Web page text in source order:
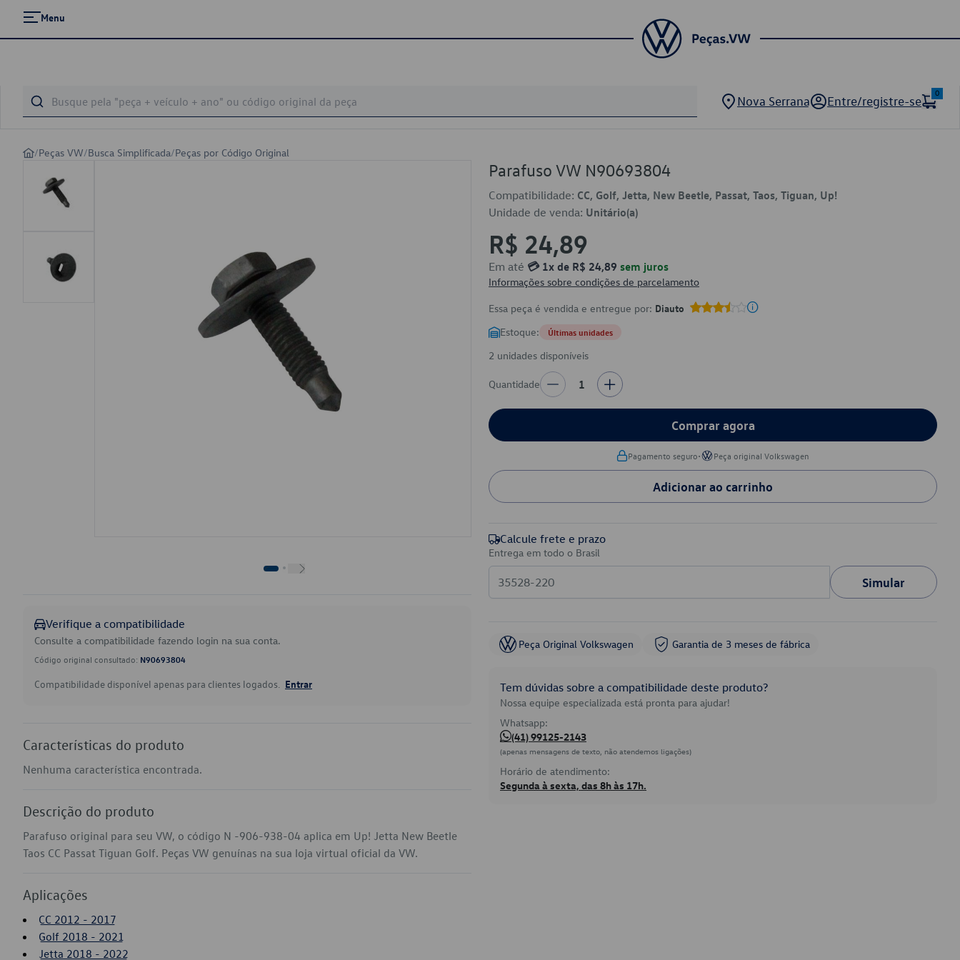
Menu
Nova Serrana Entre/registre-se
0
/Peças VW/Busca Simplificada/Peças por Código Original
Verifique a compatibilidade
Consulte a compatibilidade fazendo login na sua conta.
Código original consultado: N90693804
Compatibilidade disponível apenas para clientes logados. Entrar
Características do produto
Nenhuma característica encontrada.
Descrição do produto
Parafuso original para seu VW, o código N -906-938-04 aplica em Up! Jetta New Beetle
Taos CC Passat Tiguan Golf. Peças VW genuínas na sua loja virtual oficial da VW.
Aplicações
CC 2012 - 2017
Golf 2018 - 2021
Jetta 2018 - 2022
Parafuso VW N90693804
Compatibilidade: CC, Golf, Jetta, New Beetle, Passat, Taos, Tiguan, Up!
Unidade de venda: Unitário(a)
R$ 24,89
Em até 💳 1x de R$ 24,89 sem juros
Informações sobre condições de parcelamento
Essa peça é vendida e entregue por: Diauto
Estoque: Últimas unidades
2 unidades disponíveis
Quantidade 1
Comprar agora
Pagamento seguro• Peça original Volkswagen
Adicionar ao carrinho
Calcule frete e prazo
Entrega em todo o Brasil
Simular
Peça Original Volkswagen Garantia de 3 meses de fábrica
Tem dúvidas sobre a compatibilidade deste produto?
Nossa equipe especializada está pronta para ajudar!
Whatsapp:
(41) 99125-2143
(apenas mensagens de texto, não atendemos ligações)
Horário de atendimento:
Segunda à sexta, das 8h às 17h.